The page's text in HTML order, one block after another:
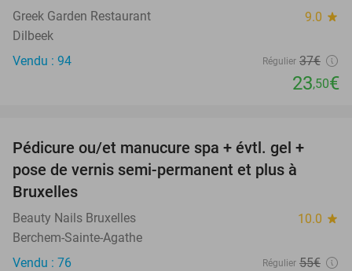
Greek Garden Restaurant 9.0 star
Dilbeek
Vendu : 94
Régulier 37€
23,50€
55%
Pédicure ou/et manucure spa + évtl. gel +
pose de vernis semi-permanent et plus à
Bruxelles
Beauty Nails Bruxelles 10.0 star
Berchem-Sainte-Agathe
Vendu : 76
Régulier 55€